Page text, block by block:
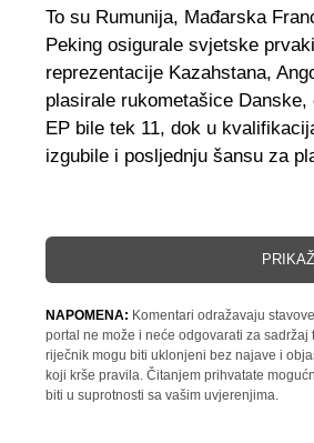
To su Rumunija, Mađarska
Peking osigurale svjetske
reprezentacije Kazahstana,
plasirale rukometašice
EP bile tek 11, dok u
izgubile i posljednju šansu za
NAPOMENA: Komentari odražavaju
portal ne može i neće odgovarati za
riječnik mogu biti uklonjeni bez najave i
koji krše pravila. Čitanjem prihvatate
biti u suprotnosti sa vašim uvjerenjima.